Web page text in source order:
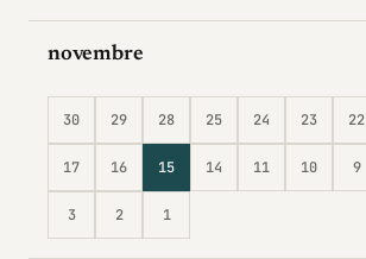
novembre
30 29 28 25 24 23 22
17 16 15 14 11 10 9
3 2 1